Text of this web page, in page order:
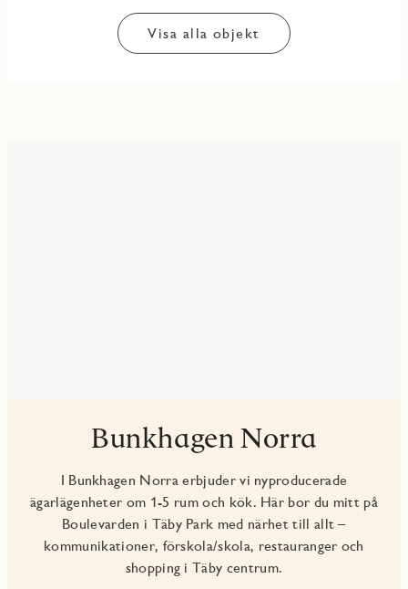
Visa alla objekt
Bunkhagen Norra
I Bunkhagen Norra erbjuder vi nyproducerade
ägarlägenheter om 1-5 rum och kök. Här bor du mitt på
Boulevarden i Täby Park med närhet till allt –
kommunikationer, förskola/skola, restauranger och
shopping i Täby centrum.